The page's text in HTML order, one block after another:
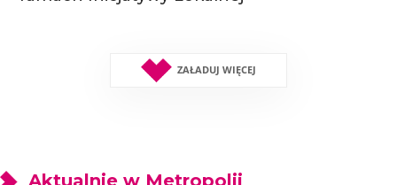
ZAŁADUJ WIĘCEJ
Aktualnie w Metropolii